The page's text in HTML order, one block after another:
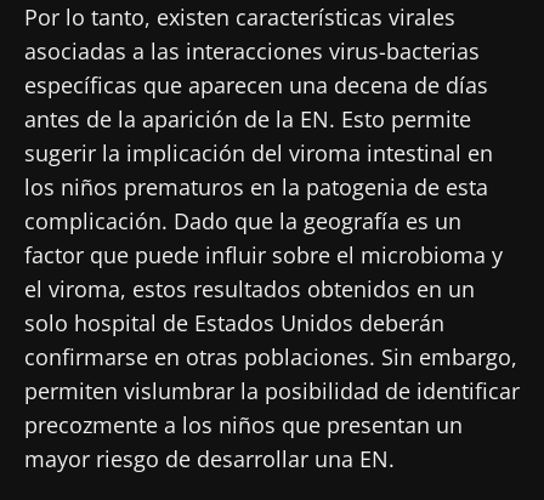
Por lo tanto, existen características virales
asociadas a las interacciones virus-bacterias
específicas que aparecen una decena de días
antes de la aparición de la EN. Esto permite
sugerir la implicación del viroma intestinal en
los niños prematuros en la patogenia de esta
complicación. Dado que la geografía es un
factor que puede influir sobre el microbioma y
el viroma, estos resultados obtenidos en un
solo hospital de Estados Unidos deberán
confirmarse en otras poblaciones. Sin embargo,
permiten vislumbrar la posibilidad de identificar
precozmente a los niños que presentan un
mayor riesgo de desarrollar una EN.
Está a punto de ser redirigido y de dejar
nuestro sitio web.
Ser redirigido
Quedarse en el sitio web del Biocodex Microbiota
Institute
Me gustaría registrarme para recibir más
noticias de Biocodex
He leído y acepto lascondiciones generales
de uso y la política de protección de datosdel
Biocodex Microbiota Institute
* Campo obligatorio
de uso y lapolítica de protección de datos
Biocodex Microbiota Institute
* Campo obligatorio
BMI 20-35
Descubrir
23/07/2026 16/07/2026